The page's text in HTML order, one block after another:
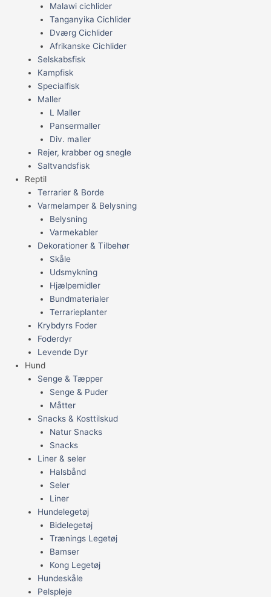
Malawi cichlider
Tanganyika Cichlider
Dværg Cichlider
Afrikanske Cichlider
Selskabsfisk
Kampfisk
Specialfisk
Maller
L Maller
Pansermaller
Div. maller
Rejer, krabber og snegle
Saltvandsfisk
Reptil
Terrarier & Borde
Varmelamper & Belysning
Belysning
Varmekabler
Dekorationer & Tilbehør
Skåle
Udsmykning
Hjælpemidler
Bundmaterialer
Terrarieplanter
Krybdyrs Foder
Foderdyr
Levende Dyr
Hund
Senge & Tæpper
Senge & Puder
Måtter
Snacks & Kosttilskud
Natur Snacks
Snacks
Liner & seler
Halsbånd
Seler
Liner
Hundelegetøj
Bidelegetøj
Trænings Legetøj
Bamser
Kong Legetøj
Hundeskåle
Pelspleje